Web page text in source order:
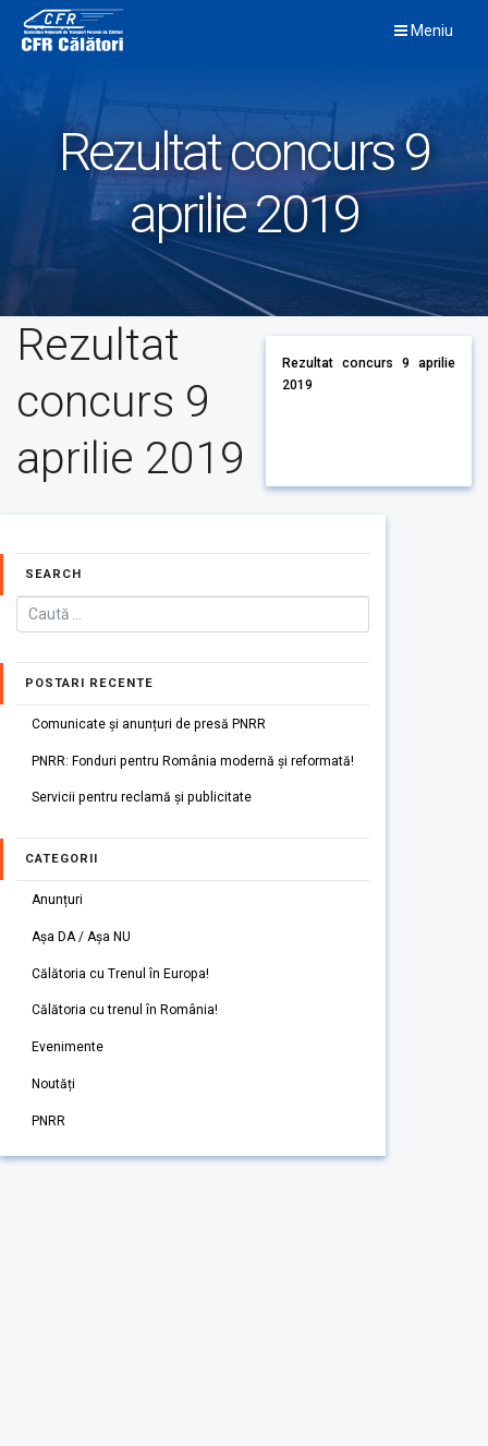
content
Meniu
Rezultat concurs 9
aprilie 2019
Rezultat
concurs 9
aprilie 2019
Rezultat concurs 9 aprilie
2019
SEARCH
POSTARI RECENTE
Comunicate și anunțuri de presă PNRR
PNRR: Fonduri pentru România modernă și reformată!
Servicii pentru reclamă și publicitate
CATEGORII
Anunțuri
Așa DA / Așa NU
Călătoria cu Trenul în Europa!
Călătoria cu trenul în România!
Evenimente
Noutăți
PNRR